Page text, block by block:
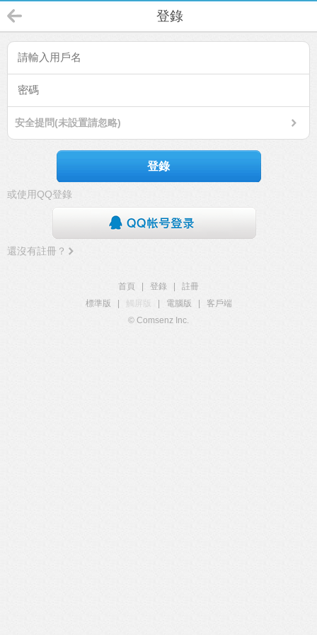
登錄
安全提問(未設置請忽略)
登錄
或使用QQ登錄
還沒有註冊？
首頁 登錄
註冊
標準版
觸屏版 電腦版
客戶端
© Comsenz Inc.